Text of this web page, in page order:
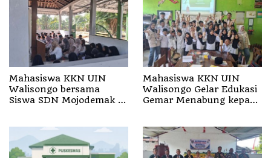
Mahasiswa KKN UIN
Walisongo bersama
Siswa SDN Mojodemak 3
Mahasiswa KKN UIN
Walisongo Gelar Edukasi
Gemar Menabung kepada